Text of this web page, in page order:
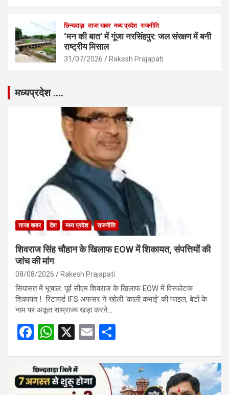
छिन्दवाड़ा ताजा खबर मध्य प्रदेश राजनीति
‘मन की बात’ में गूंजा नरसिंहपुर: जल संरक्षण में बनी
राष्ट्रीय मिसाल
31/07/2026 Rakesh Prajapati
मध्यप्रदेश ….
ताजा खबर देश मध्य प्रदेश राजनीति
शिवराज सिंह चौहान के खिलाफ EOW में शिकायत, संपत्तियों की
जांच की मांग
08/08/2026 Rakesh Prajapati
सियासत में भूचाल: पूर्व सीएम शिवराज के खिलाफ EOW में विस्फोटक
शिकायत ! रिटायर्ड IFS अफसर ने खोली ‘काली कमाई’ की फाइल, बेटों के
नाम पर अकूत साम्राज्य खड़ा करने…
F
ce
b
W
at
s
X
E
ail ar
e